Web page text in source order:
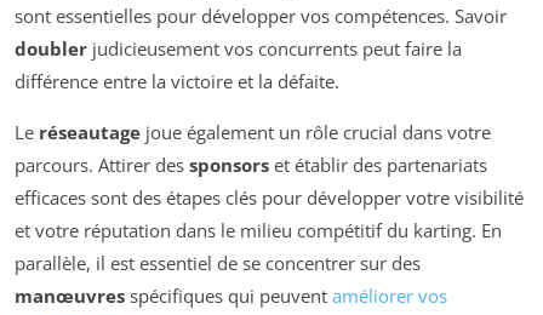
sont essentielles pour développer vos compétences. Savoir
doubler judicieusement vos concurrents peut faire la
différence entre la victoire et la défaite.
Le réseautage joue également un rôle crucial dans votre
parcours. Attirer des sponsors et établir des partenariats
efficaces sont des étapes clés pour développer votre visibilité
et votre réputation dans le milieu compétitif du karting. En
parallèle, il est essentiel de se concentrer sur des
manœuvres spécifiques qui peuvent améliorer vos